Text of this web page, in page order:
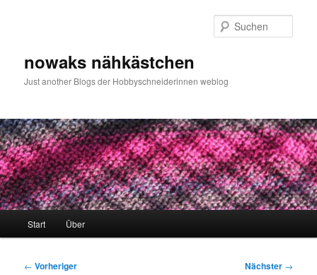
nowaks nähkästchen
Just another Blogs der Hobbyschneiderinnen weblog
Start Über
Beitragsnavigation
← Vorheriger Nächster →